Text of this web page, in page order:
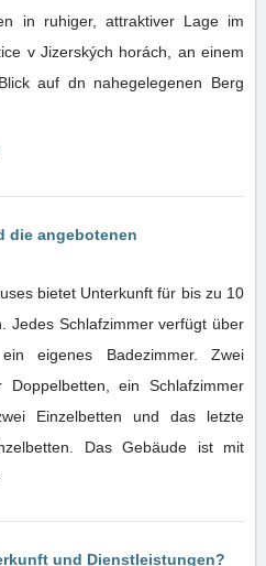
in ruhiger, attraktiver Lage im
v Jizerských horách, an einem
auf dn nahegelegenen Berg
die angebotenen
bietet Unterkunft für bis zu 10
Jedes Schlafzimmer verfügt über
eigenes Badezimmer. Zwei
Doppelbetten, ein Schlafzimmer
Einzelbetten und das letzte
Das Gebäude ist mit
und Dienstleistungen?